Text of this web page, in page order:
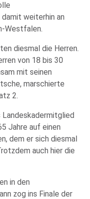
weiterhin an
Westfalen.
diesmal die Herren.
von 18 bis 30
mit seinen
marschierte
2.
Jahre auf einen
dem er sich diesmal
auch hier die
in den
zog ins Finale der